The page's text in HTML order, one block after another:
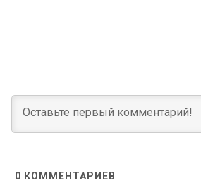
0 КОММЕНТАРИЕВ